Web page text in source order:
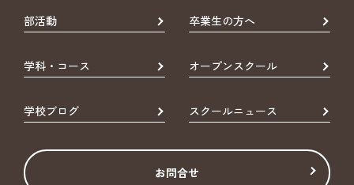
部活動 卒業生の方へ
学科・コース オープンスクール
学校ブログ スクールニュース
お問合せ